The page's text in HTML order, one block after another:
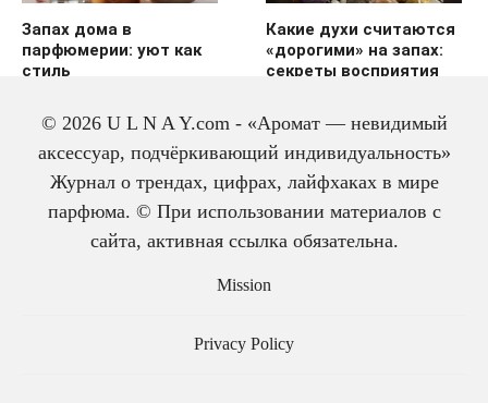
Запах дома в
парфюмерии: уют как
стиль
Какие духи считаются
«дорогими» на запах:
секреты восприятия
© 2026 U L N A Y.com - «Аромат — невидимый
аксессуар, подчёркивающий индивидуальность»
Журнал о трендах, цифрах, лайфхаках в мире
парфюма. © При использовании материалов с
сайта, активная ссылка обязательна.
Mission
Privacy Policy